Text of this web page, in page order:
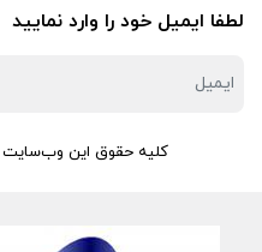
لطفا ایمیل خود را وارد نمایید
کلیه حقوق این وب‌سایت